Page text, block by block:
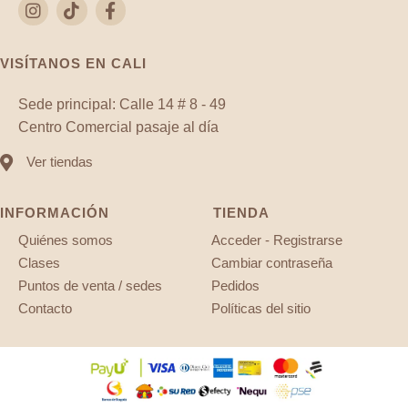
VISÍTANOS EN CALI
Sede principal: Calle 14 # 8 - 49
Centro Comercial pasaje al día
Ver tiendas
INFORMACIÓN
Quiénes somos
Clases
Puntos de venta / sedes
Contacto
TIENDA
Acceder - Registrarse
Cambiar contraseña
Pedidos
Políticas del sitio